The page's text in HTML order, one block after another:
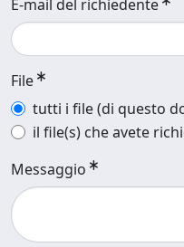
E-mail del richiedente
File
tutti i file (di questo
il file(s) che avete
Messaggio